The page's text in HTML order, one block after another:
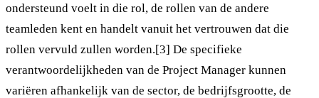
ondersteund voelt in die rol, de rollen van de andere
teamleden kent en handelt vanuit het vertrouwen dat die
rollen vervuld zullen worden.[3] De specifieke
verantwoordelijkheden van de Project Manager kunnen
variëren afhankelijk van de sector, de bedrijfsgrootte, de